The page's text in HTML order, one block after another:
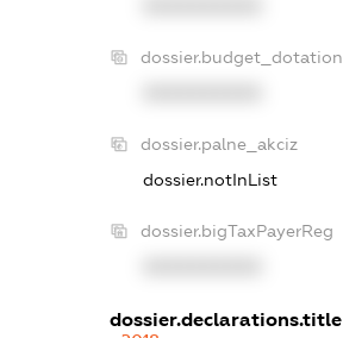
dossier.budget_dotation
dossier.palne_akciz
dossier.notInList
dossier.bigTaxPayerReg
dossier.declarations.title